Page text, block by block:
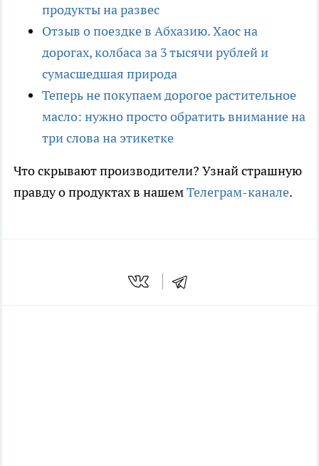
продукты на развес
Отзыв о поездке в Абхазию. Хаос на
дорогах, колбаса за 3 тысячи рублей и
сумасшедшая природа
Теперь не покупаем дорогое растительное
масло: нужно просто обратить внимание на
три слова на этикетке
Что скрывают производители? Узнай страшную
правду о продуктах в нашемТелеграм-канале.